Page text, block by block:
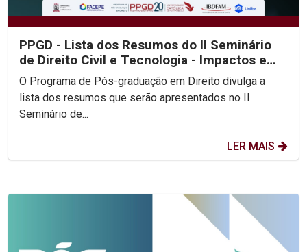
PPGD - Lista dos Resumos do II Seminário
de Direito Civil e Tecnologia - Impactos e
Legalidade...
O Programa de Pós-graduação em Direito divulga a
lista dos resumos que serão apresentados no II
Seminário de...
LER MAIS